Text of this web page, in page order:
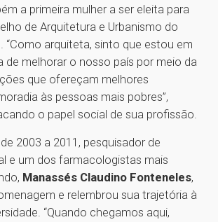
a primeira mulher a ser eleita para
de Arquitetura e Urbanismo do
“Como arquiteta, sinto que estou em
de melhorar o nosso país por meio da
que ofereçam melhores
às pessoas mais pobres”,
o papel social de sua profissão.
2003 a 2011, pesquisador de
e um dos farmacologistas mais
Manassés Claudino Fonteneles,
e relembrou sua trajetória à
“Quando chegamos aqui,